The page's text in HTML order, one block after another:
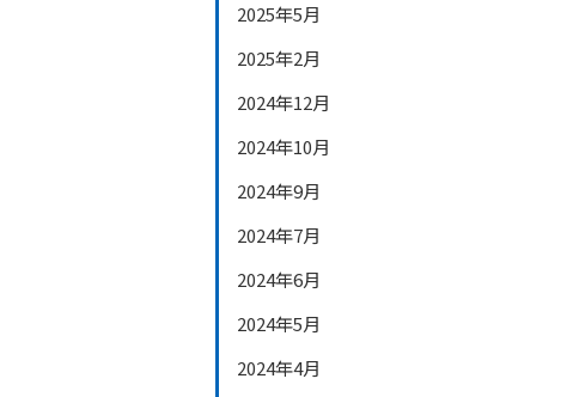
2025年5月
2025年2月
2024年12月
2024年10月
2024年9月
2024年7月
2024年6月
2024年5月
2024年4月